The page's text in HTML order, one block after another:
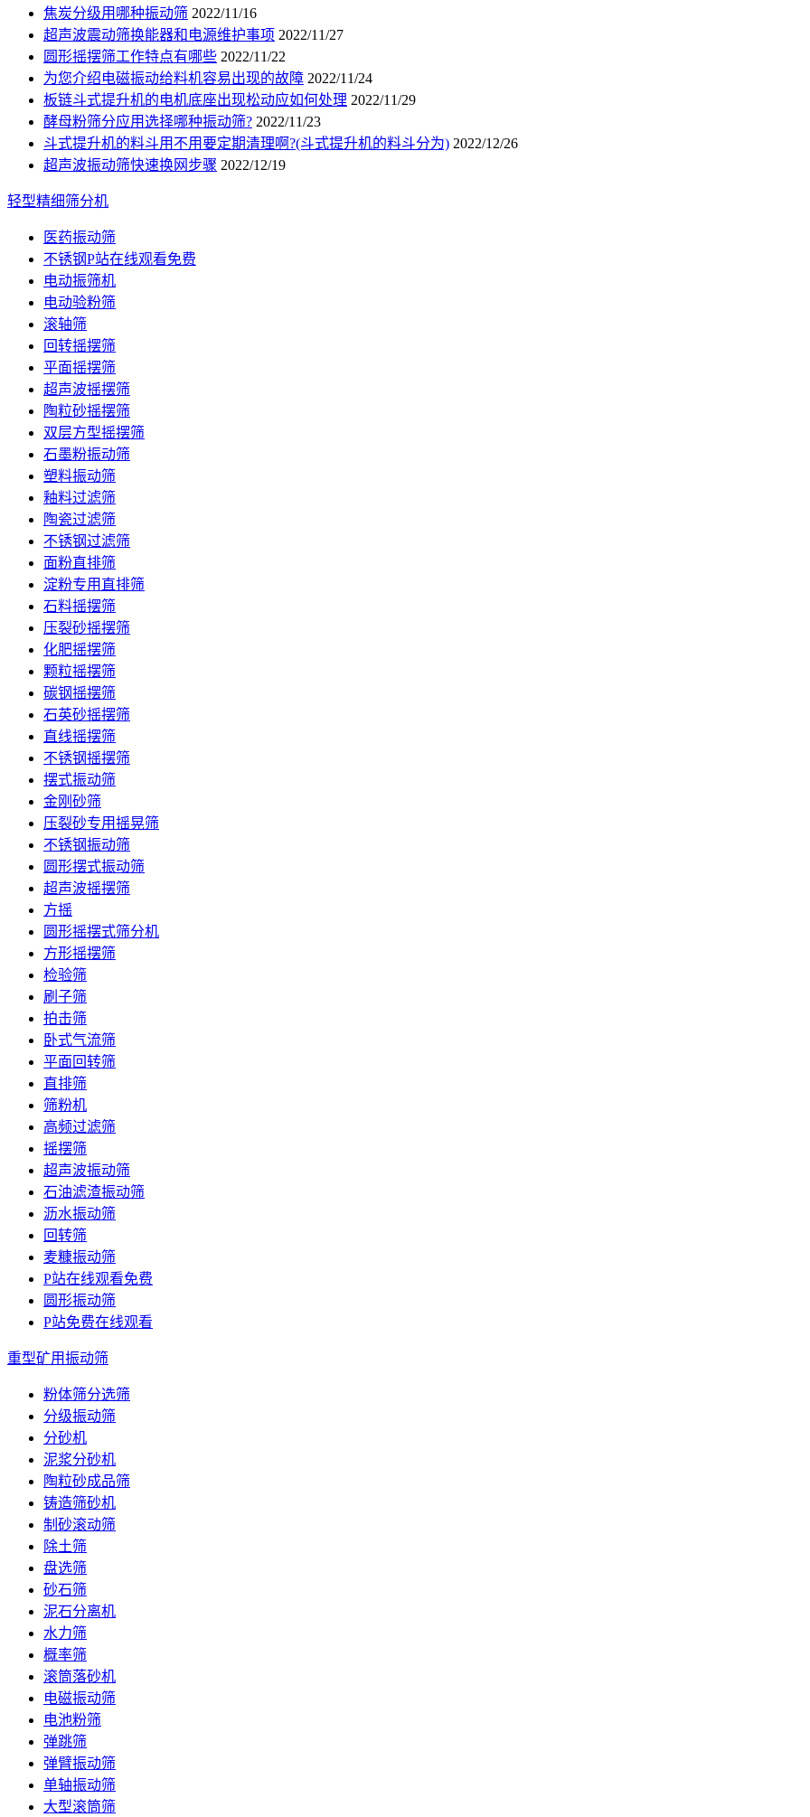
焦炭分级用哪种振动筛 2022/11/16
超声波震动筛换能器和电源维护事项 2022/11/27
圆形摇摆筛工作特点有哪些 2022/11/22
为您介绍电磁振动给料机容易出现的故障 2022/11/24
板链斗式提升机的电机底座出现松动应如何处理 2022/11/29
酵母粉筛分应用选择哪种振动筛? 2022/11/23
斗式提升机的料斗用不用要定期清理啊?(斗式提升机的料斗分为) 2022/12/26
超声波振动筛快速换网步骤 2022/12/19
轻型精细筛分机
医药振动筛
不锈钢P站在线观看免费
电动振筛机
电动验粉筛
滚轴筛
回转摇摆筛
平面摇摆筛
超声波摇摆筛
陶粒砂摇摆筛
双层方型摇摆筛
石墨粉振动筛
塑料振动筛
釉料过滤筛
陶瓷过滤筛
不锈钢过滤筛
面粉直排筛
淀粉专用直排筛
石料摇摆筛
压裂砂摇摆筛
化肥摇摆筛
颗粒摇摆筛
碳钢摇摆筛
石英砂摇摆筛
直线摇摆筛
不锈钢摇摆筛
摆式振动筛
金刚砂筛
压裂砂专用摇晃筛
不锈钢振动筛
圆形摆式振动筛
超声波摇摆筛
方摇
圆形摇摆式筛分机
方形摇摆筛
检验筛
刷子筛
拍击筛
卧式气流筛
平面回转筛
直排筛
筛粉机
高频过滤筛
摇摆筛
超声波振动筛
石油滤渣振动筛
沥水振动筛
回转筛
麦糠振动筛
P站在线观看免费
圆形振动筛
P站免费在线观看
重型矿用振动筛
粉体筛分选筛
分级振动筛
分砂机
泥浆分砂机
陶粒砂成品筛
铸造筛砂机
制砂滚动筛
除土筛
盘选筛
砂石筛
泥石分离机
水力筛
概率筛
滚筒落砂机
电磁振动筛
电池粉筛
弹跳筛
弹臂振动筛
单轴振动筛
大型滚筒筛